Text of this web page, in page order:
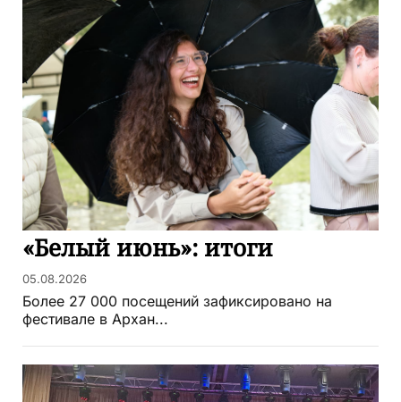
«Белый июнь»: итоги
05.08.2026
Более 27 000 посещений зафиксировано на
фестивале в Архан...